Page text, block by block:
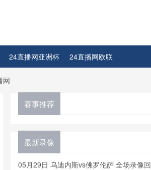
24直播网亚洲杯 24直播网欧联
网
赛事推荐
最新录像
05月29日 乌迪内斯vs佛罗伦萨 全场录像